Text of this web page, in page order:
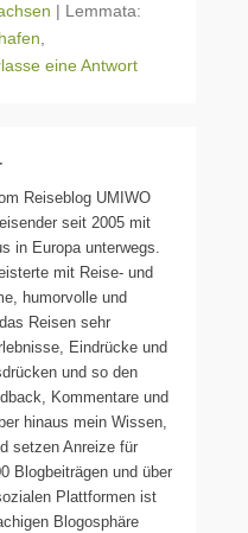
| Lemmata:
eine Antwort
Reiseblog UMIWO
seit 2005 mit
in Europa unterwegs.
mit Reise- und
humorvolle und
Reisen sehr
Eindrücke und
und so den
Kommentare und
hinaus mein Wissen,
setzen Anreize für
Blogbeiträgen und über
Plattformen ist
Blogosphäre